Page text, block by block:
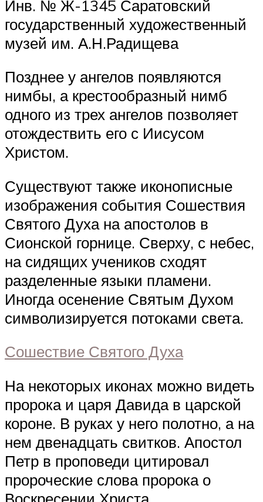
Инв. № Ж-1345 Саратовский
государственный художественный
музей им. А.Н.Радищева
Позднее у ангелов появляются
нимбы, а крестообразный нимб
одного из трех ангелов позволяет
отождествить его с Иисусом
Христом.
Существуют также иконописные
изображения события Сошествия
Святого Духа на апостолов в
Сионской горнице. Сверху, с небес,
на сидящих учеников сходят
разделенные языки пламени.
Иногда осенение Святым Духом
символизируется потоками света.
Сошествие Святого Духа
На некоторых иконах можно видеть
пророка и царя Давида в царской
короне. В руках у него полотно, а на
нем двенадцать свитков. Апостол
Петр в проповеди цитировал
пророческие слова пророка о